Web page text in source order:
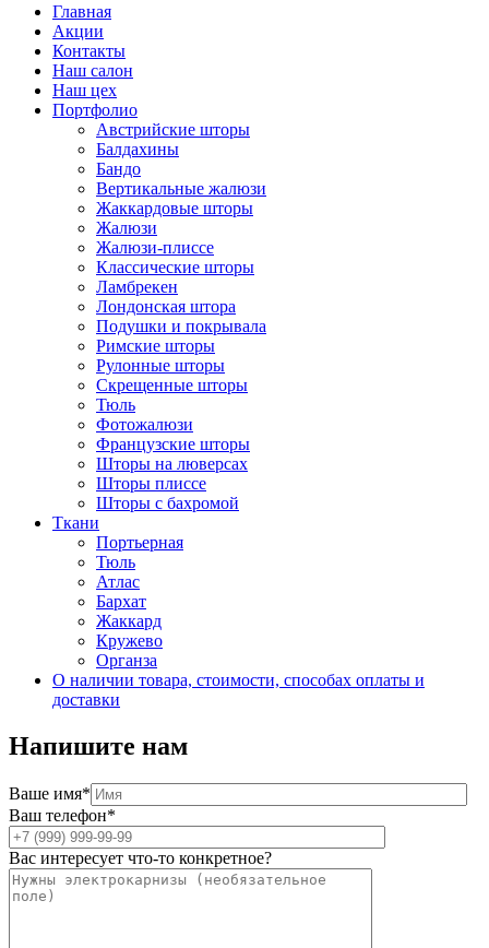
Главная
Акции
Контакты
Наш салон
Наш цех
Портфолио
Австрийские шторы
Балдахины
Бандо
Вертикальные жалюзи
Жаккардовые шторы
Жалюзи
Жалюзи-плиссе
Классические шторы
Ламбрекен
Лондонская штора
Подушки и покрывала
Римские шторы
Рулонные шторы
Скрещенные шторы
Тюль
Фотожалюзи
Французские шторы
Шторы на люверсах
Шторы плиссе
Шторы с бахромой
Ткани
Портьерная
Тюль
Атлас
Бархат
Жаккард
Кружево
Органза
О наличии товара, стоимости, способах оплаты и
доставки
Напишите нам
Ваше имя*
Ваш телефон*
Вас интересует что-то конкретное?